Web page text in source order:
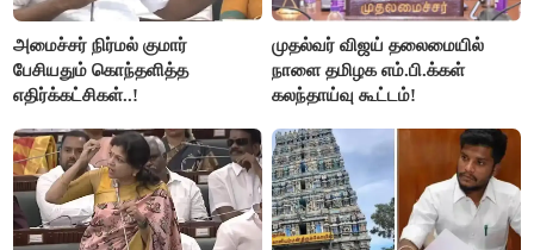
அமைச்சர் நிர்மல் குமார்
பேசியதும் கொந்தளித்த
எதிர்க்கட்சிகள்..!
முதல்வர் விஜய் தலைமையில்
நாளை தமிழக எம்.பி.க்கள்
கலந்தாய்வு கூட்டம்!